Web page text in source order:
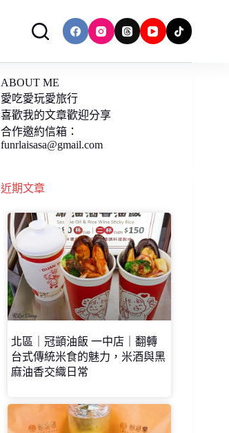
ABOUT ME
愛吃愛玩愛旅行
喜歡我的文章歡迎分享
合作邀約信箱：
funrlaisasa@gmail.com
近期文章
北區｜冠顗油飯 一中店｜翻轉
台式傳統米食的魅力，米酒與黑
麻油香交織日常